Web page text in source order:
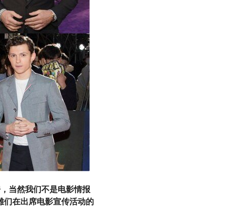
当然我们不是电影情报
们在出席电影宣传活动的